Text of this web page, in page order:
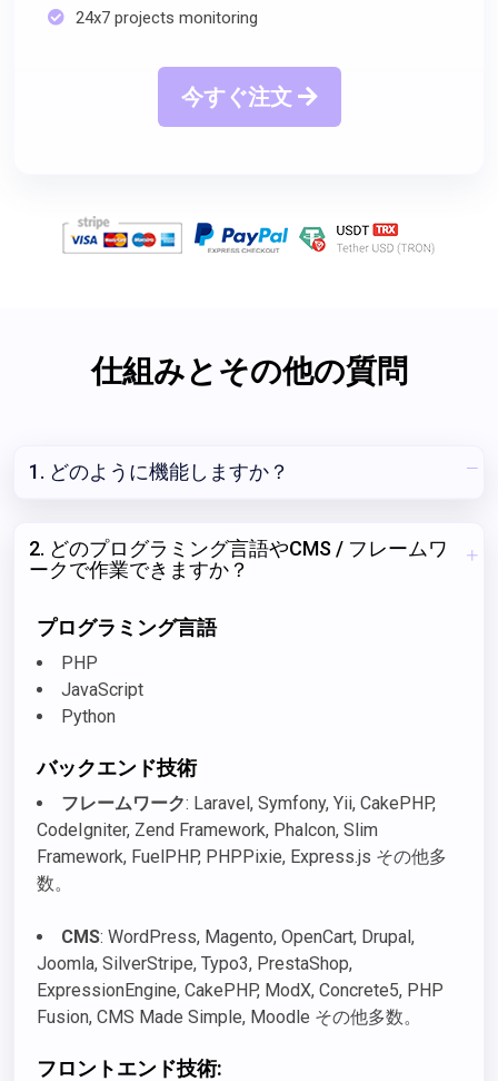
24x7 projects monitoring
今すぐ注文
仕組みとその他の質問
1. どのように機能しますか？
2. どのプログラミング言語やCMS / フレームワ
ークで作業できますか？
プログラミング言語
PHP
JavaScript
Python
バックエンド技術
フレームワーク: Laravel, Symfony, Yii, CakePHP,
CodeIgniter, Zend Framework, Phalcon, Slim
Framework, FuelPHP, PHPPixie, Express.js その他多
数。
CMS: WordPress, Magento, OpenCart, Drupal,
Joomla, SilverStripe, Typo3, PrestaShop,
ExpressionEngine, CakePHP, ModX, Concrete5, PHP
Fusion, CMS Made Simple, Moodle その他多数。
フロントエンド技術: